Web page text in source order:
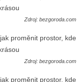
Zdroj: bezgoroda.com
Zdroj: bezgoroda.com